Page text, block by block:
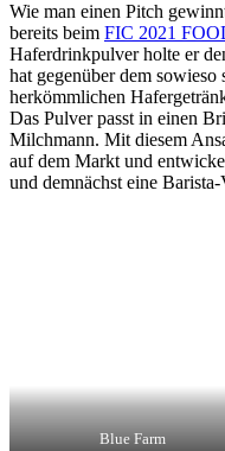
Wie man einen Pitch
bereits beim FIC 2021
Haferdrinkpulver holte er
hat gegenüber dem
herkömmlichen
Das Pulver passt in einen
Milchmann. Mit diesem
auf dem Markt und
und demnächst eine
Blue Farm